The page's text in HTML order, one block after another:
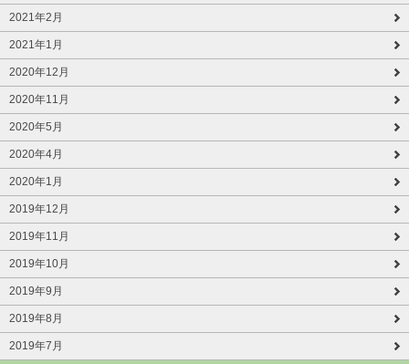
2021年2月
2021年1月
2020年12月
2020年11月
2020年5月
2020年4月
2020年1月
2019年12月
2019年11月
2019年10月
2019年9月
2019年8月
2019年7月